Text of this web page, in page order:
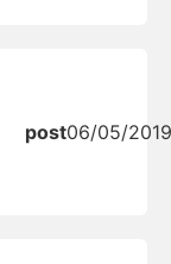
post06/05/